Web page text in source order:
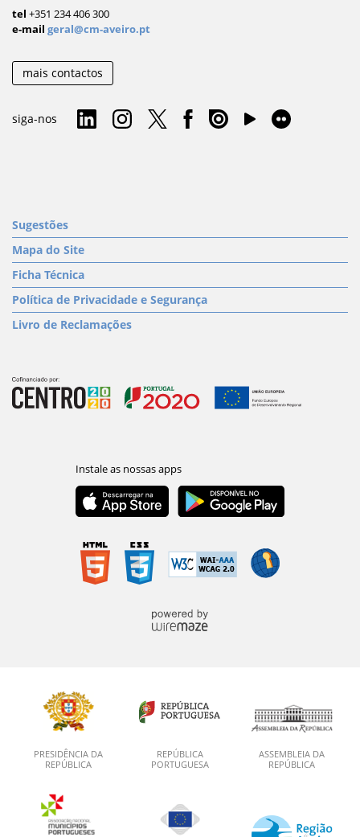
tel +351 234 406 300
e-mail geral@cm-aveiro.pt
mais contactos
siga-nos
Sugestões
Mapa do Site
Ficha Técnica
Política de Privacidade e Segurança
Livro de Reclamações
PRESIDÊNCIA DA
REPÚBLICA
REPÚBLICA
PORTUGUESA
ASSEMBLEIA DA
REPÚBLICA